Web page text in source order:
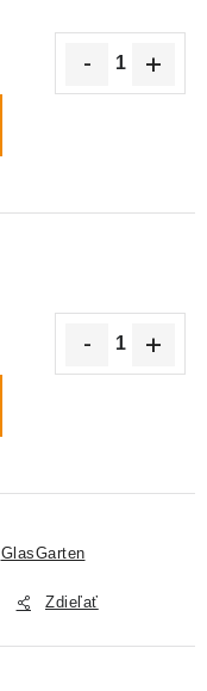
GlasGarten
Zdieľať